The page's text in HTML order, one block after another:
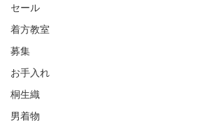
セール
着方教室
募集
お手入れ
桐生織
男着物